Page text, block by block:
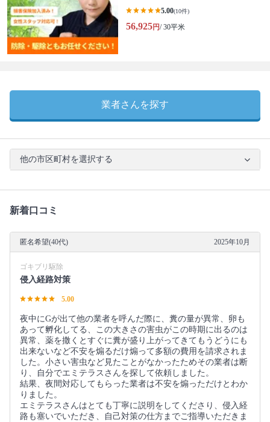
5.00(10件)
56,925円/ 30平米
業者さんを探す
他の市区町村を選択する
新着口コミ
匿名希望(40代) 2025年10月
ゴキブリ駆除
侵入経路対策
5.00
夜中にGが出て他の業者を呼んだ際に、糞の量が異常、卵も
あって孵化してる、この大きさの害虫がこの時期に出るのは
異常、薬を撒くとすぐに糞が盛り上がってきてもうどうにも
出来ないなど不安を煽るだけ煽って多額の費用を請求されま
した。小さい害虫など見たことがなかったためその業者は断
り、自分でエミテラスさんを探して依頼しました。
結果、夜間対応してもらった業者は不安を煽っただけとわか
りました。
エミテラスさんはとても丁寧に説明をしてくださり、侵入経
路も塞いでいただき、自己対策の仕方までご指導いただきま